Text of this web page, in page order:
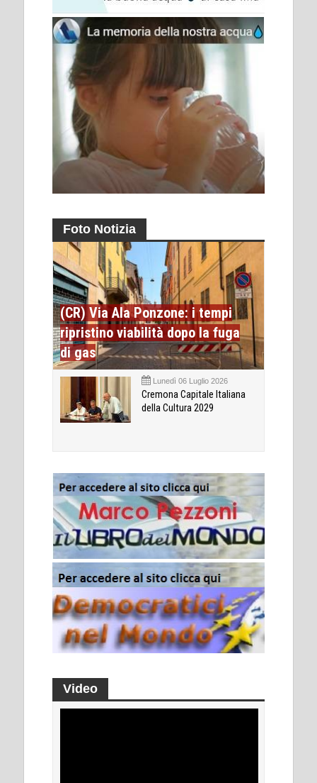
Foto Notizia
(CR) Via Ala Ponzone: i tempi
ripristino viabilità dopo la fuga
di gas
Lunedì 06 Luglio 2026
Cremona Capitale Italiana
della Cultura 2029
Video